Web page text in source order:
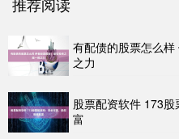
有配债的股票怎么
之力
股票配资软件 173
富